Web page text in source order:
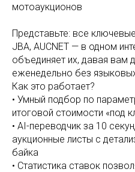
мотоаукционов
Представьте: все
JBA, AUCNET — в одном
объединяет их, давая вам
еженедельно без
Как это работает?
• Умный подбор по
итоговой стоимости «под
• AI-переводчик за 10
аукционные листы с
байка
• Статистика ставок